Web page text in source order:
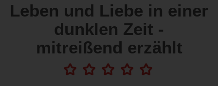
Leben und Liebe in einer
dunklen Zeit -
mitreißend erzählt